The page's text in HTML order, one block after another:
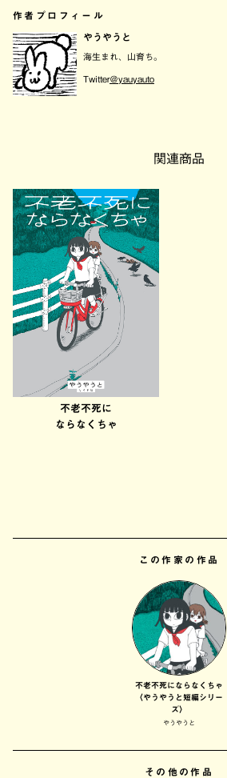
作者プロフィール
やうやうと
海生まれ、山育ち。
Twitter＠yauyauto
関連商品
不老不死に
ならなくちゃ
この作家の作品
不老不死にならなくちゃ
〈やうやうと短編シリー
ズ〉
やうやうと
その他の作品